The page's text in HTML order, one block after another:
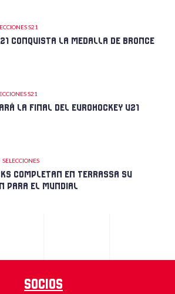
S21
CONQUISTA LA MEDALLA DE BRONCE
S21
LA FINAL DEL EUROHOCKEY U21
SELECCIONES
COMPLETAN EN TERRASSA SU
PARA EL MUNDIAL
Socios